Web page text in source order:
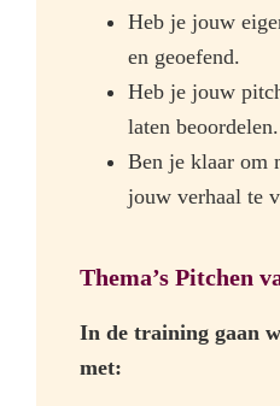
Heb je jouw
en geoefend.
Heb je jouw
laten beoordelen.
Ben je klaar om
jouw verhaal te
Thema’s Pitchen
In de training gaan
met: